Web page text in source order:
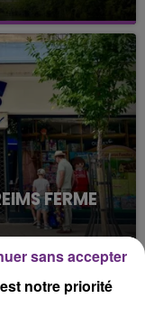
centrale
Une situation
qui est toujours
FERME
ville
contraint de
notre priorité
sans accepter